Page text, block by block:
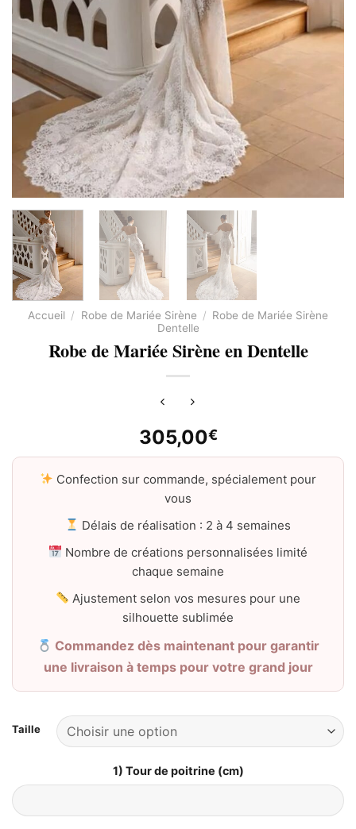
Accueil / Robe de Mariée Sirène / Robe de Mariée Sirène
Dentelle
Robe de Mariée Sirène en Dentelle
305,00€
Confection sur commande, spécialement pour
vous
Délais de réalisation : 2 à 4 semaines
Nombre de créations personnalisées limité
chaque semaine
Ajustement selon vos mesures pour une
silhouette sublimée
Commandez dès maintenant pour garantir
une livraison à temps pour votre grand jour
Taille
1) Tour de poitrine (cm)